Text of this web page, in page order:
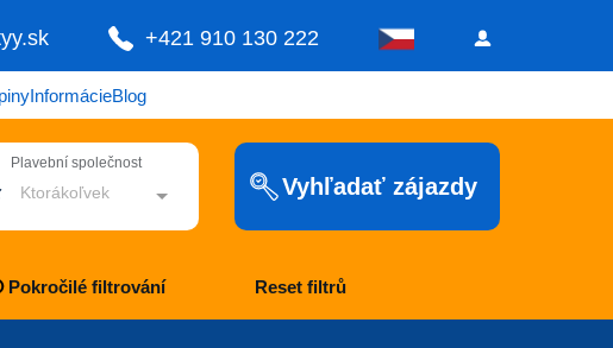
+421 910 130 222
InformácieBlog
Plavební společnost
Ktorákoľvek Vyhľadať zájazdy
Pokročilé filtrování Reset filtrů